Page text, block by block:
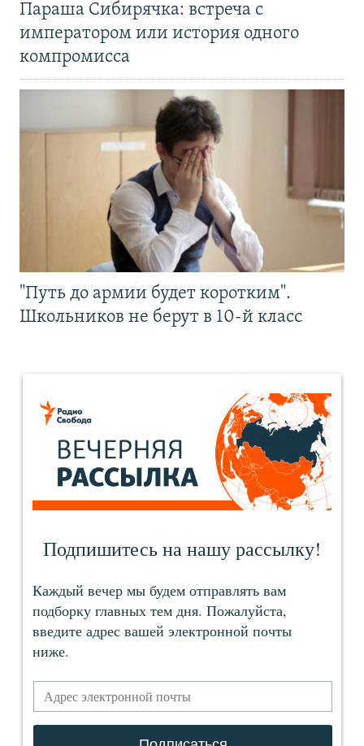
Параша Сибирячка: встреча с
императором или история одного
компромисса
"Путь до армии будет коротким".
Школьников не берут в 10-й класс